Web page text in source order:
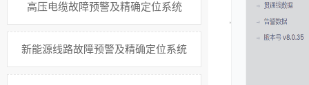
高压电缆故障预警及精确定位系统
新能源线路故障预警及精确定位系统